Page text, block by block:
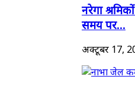
नरेगा
समय पर...
अक्टूबर 17,